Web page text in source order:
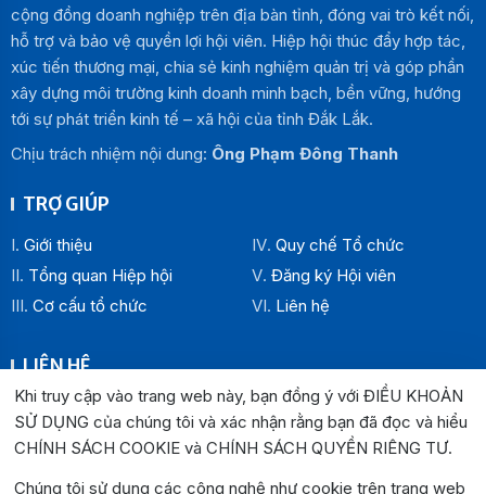
cộng đồng doanh nghiệp trên địa bàn tỉnh, đóng vai trò kết nối,
hỗ trợ và bảo vệ quyền lợi hội viên. Hiệp hội thúc đẩy hợp tác,
xúc tiến thương mại, chia sẻ kinh nghiệm quản trị và góp phần
xây dựng môi trường kinh doanh minh bạch, bền vững, hướng
tới sự phát triển kinh tế – xã hội của tỉnh Đắk Lắk.
Chịu trách nhiệm nội dung: Ông Phạm Đông Thanh
TRỢ GIÚP
Giới thiệu
Tổng quan Hiệp hội
Cơ cấu tổ chức
Quy chế Tổ chức
Đăng ký Hội viên
Liên hệ
LIÊN HỆ
Địa chỉ:
Văn phòng Hiệp hội Doanh nghiệp tỉnh Đắk Lắk: Số 33
Trường Chinh , P. Buôn Ma Thuột, tỉnh Đắk Lắk
Văn phòng Đại diện khu vực phía Đông: Số 04 Lê Lợi, P.
Khi truy cập vào trang web này, bạn đồng ý với ĐIỀU KHOẢN
SỬ DỤNG của chúng tôi và xác nhận rằng bạn đã đọc và hiểu
CHÍNH SÁCH COOKIE và CHÍNH SÁCH QUYỀN RIÊNG TƯ.
Chúng tôi sử dụng các công nghệ như cookie trên trang web